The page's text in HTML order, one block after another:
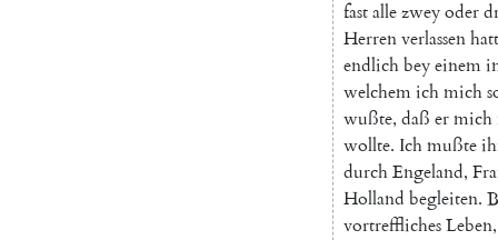
fastallezweyoder
Herrenverlassen
endlichbeyeinem
welchemichmich
wußte, daß ermich
wollte. Ichmußte
durchEngeland,
Holland begleiten.
vortrefflichesLeben,